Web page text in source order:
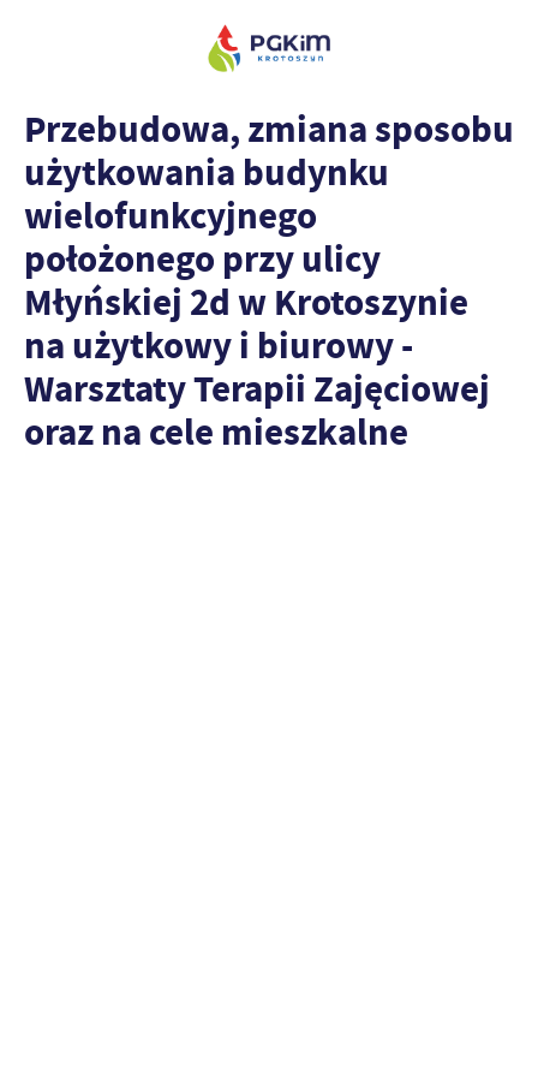
Przebudowa, zmiana sposobu
użytkowania budynku
wielofunkcyjnego
położonego przy ulicy
Młyńskiej 2d w Krotoszynie
na użytkowy i biurowy -
Warsztaty Terapii Zajęciowej
oraz na cele mieszkalne